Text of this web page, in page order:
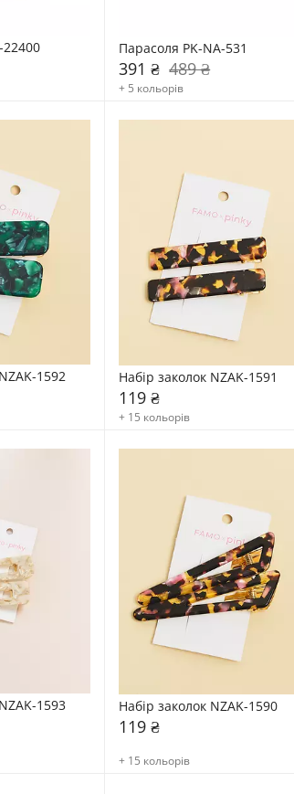
22400 Парасоля PK-NA-531
391 ₴ 489 ₴
+ 5 кольорів
1592 Набір заколок NZAK-1591
119 ₴
+ 15 кольорів
1593 Набір заколок NZAK-1590
119 ₴
+ 15 кольорів